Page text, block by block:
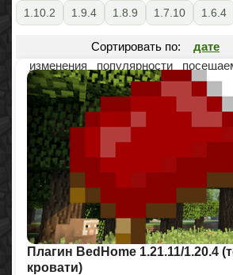
1.10.2
1.9.4 1.8.9 1.7.10 1.6.4
Сортировать по: дате
изменения
популярности
Плагин BedHome 1.21.11/1.20.4
кровати)